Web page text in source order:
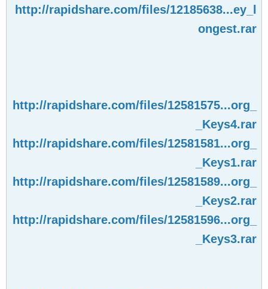
http://rapidshare.com/files/12185638...ey_l
ongest.rar
http://rapidshare.com/files/12581575...org_
_Keys4.rar
http://rapidshare.com/files/12581581...org_
_Keys1.rar
http://rapidshare.com/files/12581589...org_
_Keys2.rar
http://rapidshare.com/files/12581596...org_
_Keys3.rar